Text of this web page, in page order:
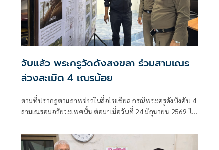
จับแล้ว พระครูวัดดังสงขลา ร่วมสามเณร
ล่วงละเมิด 4 เณรน้อย
ตามที่ปรากฏตามภาพข่าวในสื่อโชเชียล กรณีพระครูดังบังคับ 4
สามเณรอมอวัยวะเพศนั้น ต่อมาเมื่อวันที่ 24 มิถุนายน 2569 ได้